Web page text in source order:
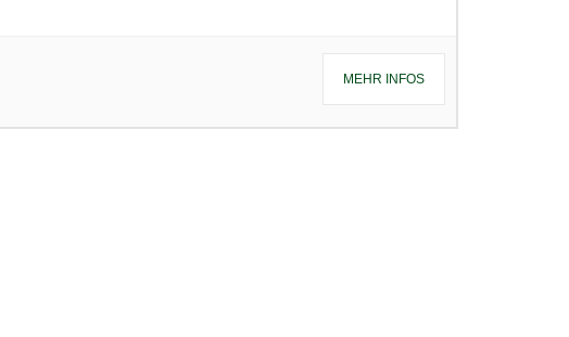
MEHR INFOS